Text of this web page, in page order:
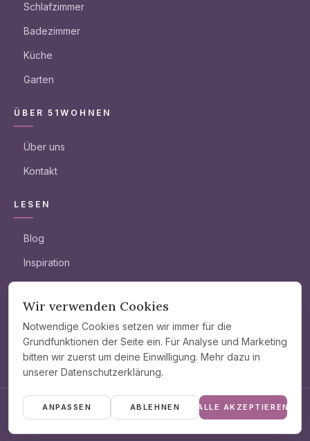
Schlafzimmer
Badezimmer
Küche
Garten
ÜBER 51WOHNEN
Über uns
Kontakt
LESEN
Blog
Inspiration
Schlafzimmer
Sonstiges
Garten
© 2026 · 51wohnen.de · Alle Rechte vorbehalten
Cookie-Einstellungen
Wir verwenden Cookies
Notwendige Cookies setzen wir immer für die
Grundfunktionen der Seite ein. Für Analyse und Marketing
bitten wir zuerst um deine Einwilligung. Mehr dazu in
unserer Datenschutzerklärung.
ANPASSEN ABLEHNEN ALLE AKZEPTIEREN